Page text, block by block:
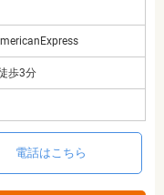
歩3分
電話はこちら